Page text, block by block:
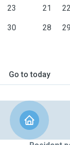
23
30
21 22
28 29
Go to today